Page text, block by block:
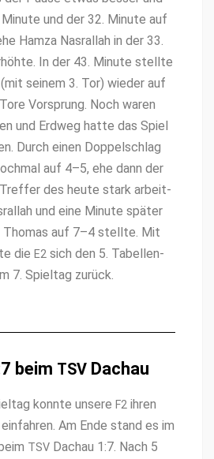
und der 32. Minute auf
Hamza Nas­ral­lah in der 33.
In der 43. Minute stellte
seinem 3. Tor) wieder auf
Vor­sprung. Noch waren
und Erd­weg hat­te das Spiel
Durch einen Dop­pelschlag
auf 4–5, ehe dann der
Tre­f­fer des heute stark arbeit­
und eine Minute später
Thomas auf 7–4 stellte. Mit
die E2sich den 5. Tabel­len­
7. Spielt­ag zurück.
beim TSV Dachau
kon­nte unsere F2 ihren
Am Ende stand es im
TSV Dachau 1:7. Nach 5